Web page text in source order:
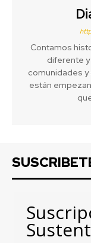
Contamos
diferente
comunidades y
están